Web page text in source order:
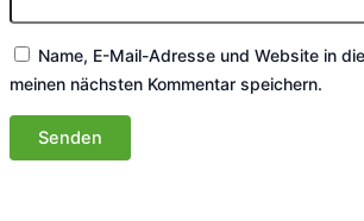
Name, E-Mail-Adresse und Website in
meinen nächsten Kommentar speichern.